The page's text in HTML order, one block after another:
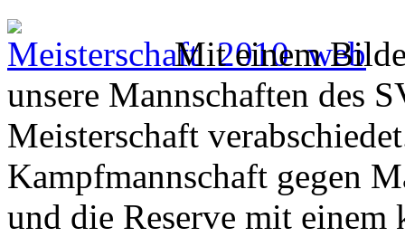
Mit einem
unsere Mannschaften des
Meisterschaft
Kampfmannschaft gegen
und die Reserve mit einem